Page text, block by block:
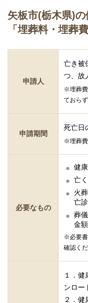
矢板市(栃木県)
「埋葬料・埋葬
申請人
亡き被
つ、故
※埋葬費
ておら
申請期間
死亡日
※埋葬費
必要なもの
健
亡
火
亡
葬
金
※必要書
確認くだ
１．健
ンロ
２．健